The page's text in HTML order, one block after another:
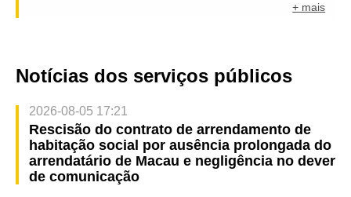
+ mais
Notícias dos serviços públicos
2026-08-05 17:21
Rescisão do contrato de arrendamento de
habitação social por ausência prolongada do
arrendatário de Macau e negligência no dever
de comunicação